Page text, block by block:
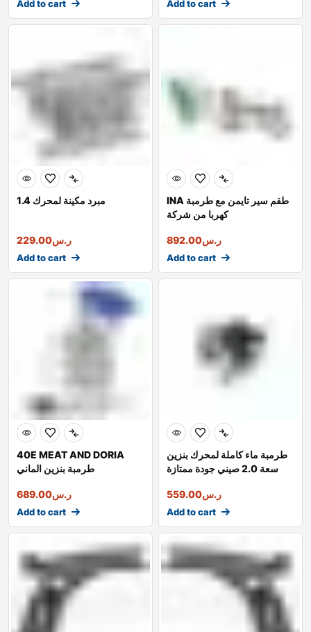
Add to cart Add to cart
مبرد مكينة لمحرك 1.4
ر.س229.00
Add to cart
INA طقم سير تايمن مع طرمبة
كهربا من شركة
ر.س892.00
Add to cart
40E MEAT AND DORIA
طرمبة بنزين الماني
ر.س689.00
Add to cart
طرمبة ماء كاملة لمحرك بنزين
سعة 2.0 صيني جودة ممتازة
ر.س559.00
Add to cart